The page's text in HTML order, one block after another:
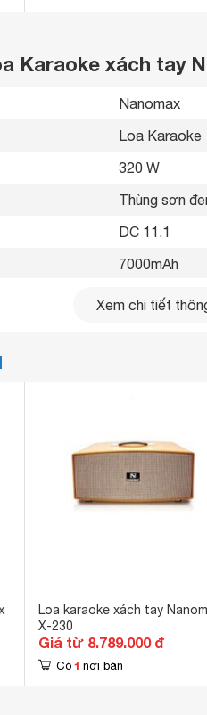
Karaoke xách tay
Nanomax
Loa Karaoke
320 W
Thùng sơn
DC 11.1
7000mAh
3 ~ 7 tiếng
160 mm
Xem chi tiết
Loa karaoke xách tay
X-230
Giá từ 8.789.000 đ
Có 1 nơi bán